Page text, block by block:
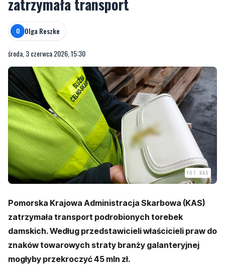
FOT. KAS
Pomorska Krajowa Administracja Skarbowa (KAS)
zatrzymała transport podrobionych torebek
znaków towarowych straty branży galanteryjnej
mogłyby przekroczyć 45 mln zł.
Funkcjonariusze Pomorskiego Urzędu Celno-
Skarbowego w Gdyni zatrzymali transport dużej partii